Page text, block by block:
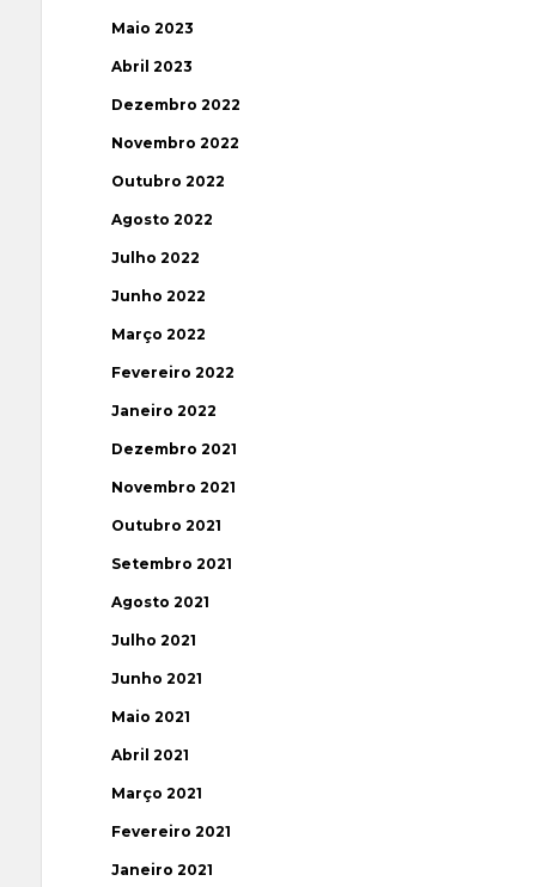
Maio 2023
Abril 2023
Dezembro 2022
Novembro 2022
Outubro 2022
Agosto 2022
Julho 2022
Junho 2022
Março 2022
Fevereiro 2022
Janeiro 2022
Dezembro 2021
Novembro 2021
Outubro 2021
Setembro 2021
Agosto 2021
Julho 2021
Junho 2021
Maio 2021
Abril 2021
Março 2021
Fevereiro 2021
Janeiro 2021